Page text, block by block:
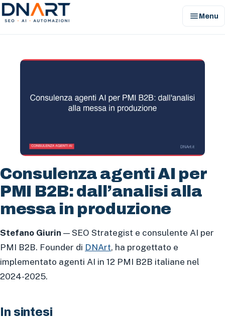
DNArt menuMenu
Consulenza agenti AI per
PMI B2B: dall’analisi alla
messa in produzione
Stefano Giurin — SEO Strategist e consulente AI per
PMI B2B. Founder di DNArt, ha progettato e
implementato agenti AI in 12 PMI B2B italiane nel
2024-2025.
In sintesi